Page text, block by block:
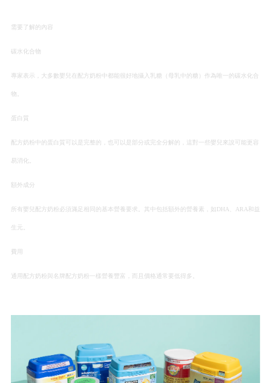
需要了解的內容
碳水化合物
專家表示，大多數嬰兒在配方奶粉中都能很好地攝入乳糖（母乳中的糖）作為唯一的碳水化合
物。
蛋白質
配方奶粉中的蛋白質可以是完整的，也可以是部分或完全分解的，這對一些嬰兒來說可能更容
易消化。
額外成分
所有嬰兒配方奶粉必須滿足相同的基本營養要求。其中包括額外的營養素，如DHA、ARA和益
生元。
費用
通用配方奶粉與名牌配方奶粉一樣營養豐富，而且價格通常要低得多。